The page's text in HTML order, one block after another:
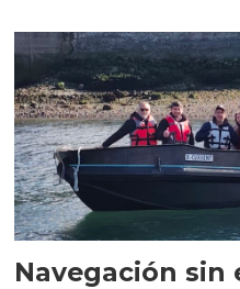
Navegación sin